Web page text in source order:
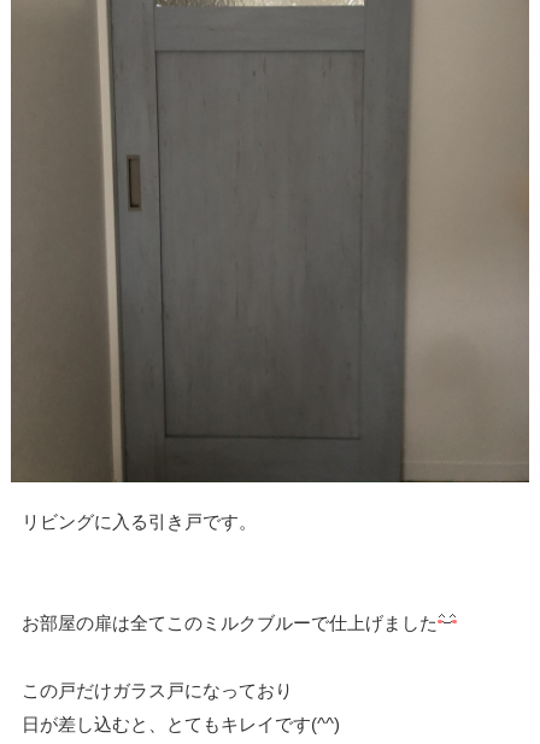
リビングに入る引き戸です。
お部屋の扉は全てこのミルクブルーで仕上げました
この戸だけガラス戸になっており
日が差し込むと、とてもキレイです(^^)